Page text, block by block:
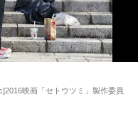
映画「セトウツミ」製作委員